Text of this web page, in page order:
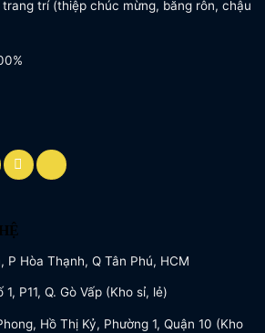
trang trí (thiệp chúc mừng, băng rôn, chậu
P Hòa Thạnh, Q Tân Phú, HCM
P11, Q. Gò Vấp (Kho sỉ, lẻ)
Hồ Thị Kỷ, Phường 1, Quận 10 (Kho